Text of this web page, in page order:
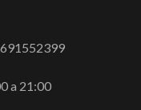
a 21:00